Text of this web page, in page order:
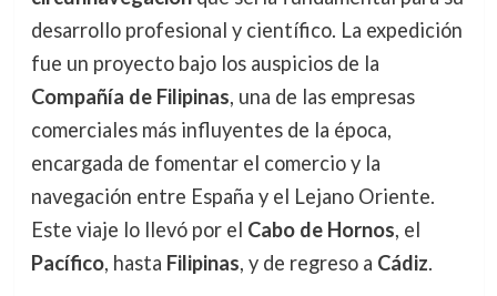
desarrollo profesional y científico. La expedición
fue un proyecto bajo los auspicios de la
Compañía de Filipinas, una de las empresas
comerciales más influyentes de la época,
encargada de fomentar el comercio y la
navegación entre España y el Lejano Oriente.
Este viaje lo llevó por el Cabo de Hornos, el
Pacífico, hasta Filipinas, y de regreso a Cádiz.